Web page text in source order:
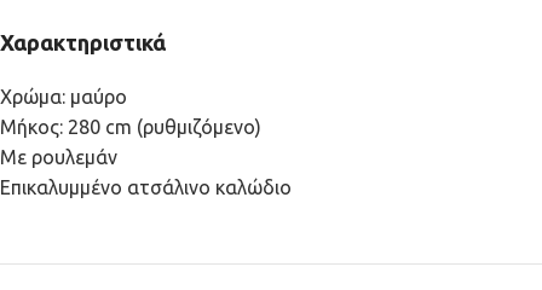
Χαρακτηριστικά
Χρώμα: μαύρο
Μήκος: 280 cm (ρυθμιζόμενο)
Με ρουλεμάν
Επικαλυμμένο ατσάλινο καλώδιο